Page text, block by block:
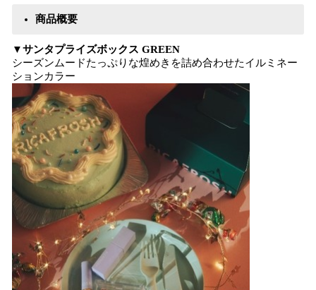
商品概要
▼サンタプライズボックス GREEN
シーズンムードたっぷりな煌めきを詰め合わせたイルミネー
ションカラー